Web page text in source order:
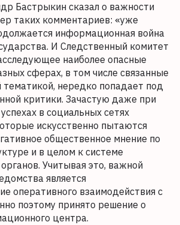
Бастрыкин сказал о важности
таких комментариев: «уже
информационная война
И Следственный комитет
наиболее опасные
сферах, в том числе связанные
нередко попадает под
критики. Зачастую даже при
в социальных сетях
искусственно пытаются
общественное мнение по
и в целом к системе
Учитывая это, важной
является
оперативного взаимодействия с
поэтому принято решение о
центра.